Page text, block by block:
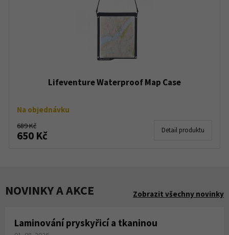
Lifeventure Waterproof Map Case
Na objednávku
689 Kč
650 Kč Detail produktu
NOVINKY A AKCE Zobrazit všechny novinky
Laminování pryskyřicí a tkaninou